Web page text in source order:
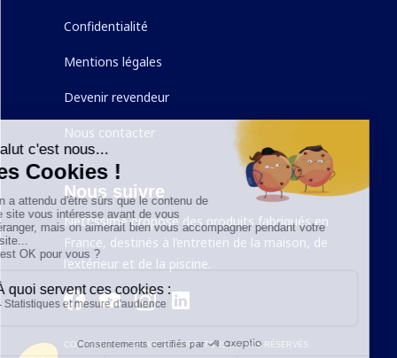
Confidentialité
Mentions légales
Devenir revendeur
Nous contacter
Nous suivre
Nettissime propose des produits fabriqués en
France, destinés à l’entretien de la maison, de
l’extérieur et de la piscine.
COPYRIGHT ©2026AB7 GROUPE. TOUS DROITS RÉSERVÉS.